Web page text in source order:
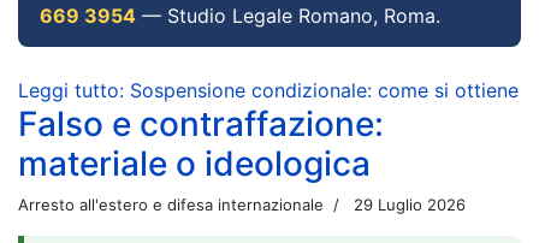
669 3954 — Studio Legale Romano, Roma.
Leggi tutto: Sospensione condizionale: come si ottiene
Falso e contraffazione:
materiale o ideologica
Arresto all'estero e difesa internazionale 29 Luglio 2026